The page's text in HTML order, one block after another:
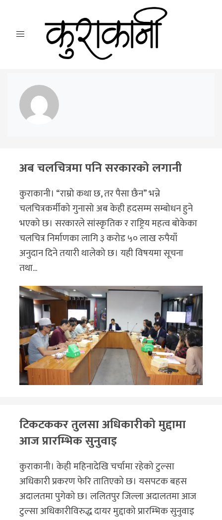
अब चलचित्रमा पनि सरकारको लगानी
कुराकानी। “राम्रो कथा छ, तर पैसा छैन” भन्ने
चलचित्रकर्मीको गुनासो अब केही हदसम्म सम्बोधन हुने
भएको छ। सरकारले सांस्कृतिक र राष्ट्रिय महत्व बोकेका
चलचित्र निर्माणका लागि ३ करोड ५० लाख रुपैयाँ
अनुदान दिने तयारी थालेको छ। यही विषयमा सूचना
तथा...
टिकटककर तुलसा अधिकारीको मुद्दामा
आज प्रारम्भिक सुनुवाइ
कुराकानी। केही महिनादेखि चर्चामा रहेको टुल्सा
अधिकारी प्रकरण फेरि तातिएको छ। यसपटक बहस
अदालतमा पुगेको छ। ललितपुर जिल्ला अदालतमा आज
टुल्सा अधिकारीविरुद्ध दायर मुद्दाको प्रारम्भिक सुनुवाइ